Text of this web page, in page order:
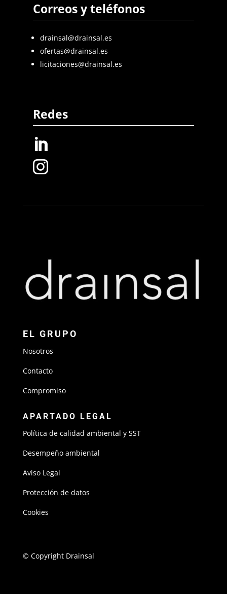
Correos y teléfonos
drainsal@drainsal.es
ofertas@drainsal.es
licitaciones@drainsal.es
Redes


EL GRUPO
Nosotros
Contacto
Compromiso
APARTADO LEGAL
Política de calidad ambiental y SST
Desempeño ambiental
Aviso Legal
Protección de datos
Cookies
© Copyright Drainsal